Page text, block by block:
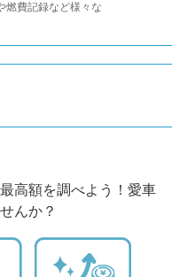
燃費記録など様々な
高額を調べよう！愛車
んか？